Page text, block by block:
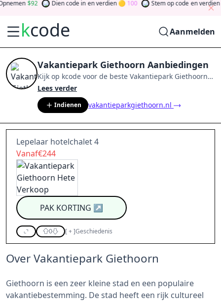
92 Dien code in en verdien 100 Stem op code en verdien
kcode Aanmelden
Vakantiepark Giethoorn Aanbiedingen
Kijk op kcode voor de beste Vakantiepark Giethoorn-
aanbiedingen van
community en verdien tokens door bij te dragen via
stemmen, testen, delen en meer. Drehen Sie den
Glücksklee und gewinnen Sie Geld
Lees verder
Indienen vakantieparkgiethoorn.nl
Lepelaar hotelchalet 4
Vanaf€244
PAK KORTING ↗
0 [+]Geschiedenis
Over Vakantiepark Giethoorn
Giethoorn is een zeer kleine stad en een populaire
vakantiebestemming. De stad heeft een rijk cultureel